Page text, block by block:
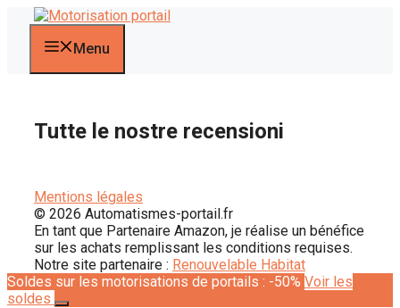
contenuto Menu
Tutte le nostre recensioni
Mentions légales
© 2026 Automatismes-portail.fr
En tant que Partenaire Amazon, je réalise un bénéfice
sur les achats remplissant les conditions requises.
Notre site partenaire : Renouvelable Habitat
Soldes sur les motorisations de portails : -50% Voir les
soldes